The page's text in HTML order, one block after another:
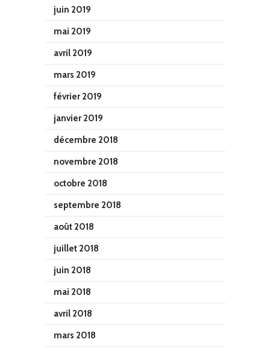
juin 2019
mai 2019
avril 2019
mars 2019
février 2019
janvier 2019
décembre 2018
novembre 2018
octobre 2018
septembre 2018
août 2018
juillet 2018
juin 2018
mai 2018
avril 2018
mars 2018